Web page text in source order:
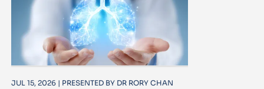
JUL 15, 2026 | PRESENTED BY DR RORY CHAN